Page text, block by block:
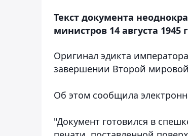
Текст документа
министров 14 августа 1945
Оригинал эдикта
завершении Второй
Об этом сообщила
"Документ готовился в